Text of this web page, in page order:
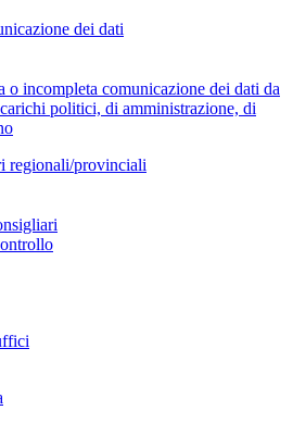
dei dati
o incompleta comunicazione dei dati da
politici, di amministrazione, di
regionali/provinciali